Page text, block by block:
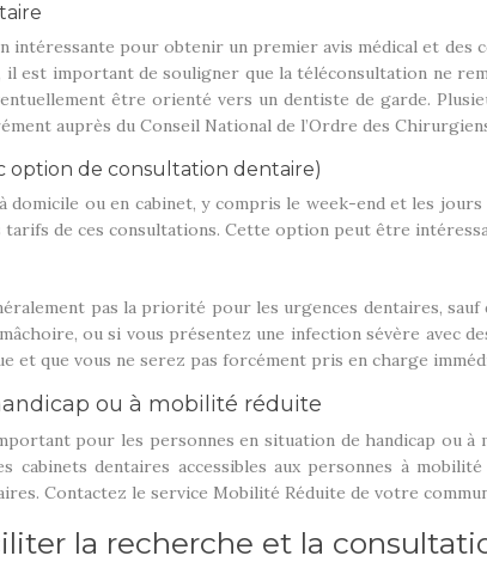
pour obtenir un premier avis médical et des
il est important de souligner que la téléconsultation ne
être orienté vers un dentiste de garde.
auprès du Conseil National de l’Ordre des
option de consultation dentaire)
ou en cabinet, y compris le week-end et les
de ces consultations. Cette option peut être
pas la priorité pour les urgences dentaires,
ou si vous présentez une infection sévère avec
et que vous ne serez pas forcément pris en charge
ou à mobilité réduite
pour les personnes en situation de handicap ou
cabinets dentaires accessibles aux personnes à
Contactez le service Mobilité Réduite de votre
la recherche et la